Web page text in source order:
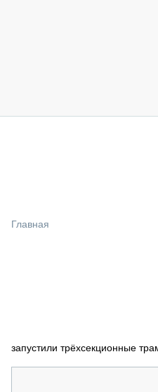
СПЕЦПРОЕКТЫ
Главная
запустили трёхсекционные